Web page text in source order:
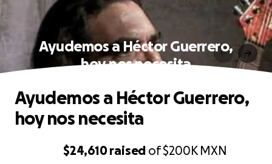
Ayudemos a Héctor Guerrero,
hoy nos necesita
$24,610raised of$200K MXN
Ayudemos a Héctor Guerrero,
hoy nos necesita